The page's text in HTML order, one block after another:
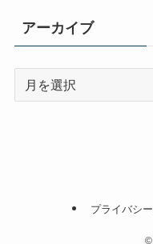
リ
ー
アーカイブ
プライバシ
©